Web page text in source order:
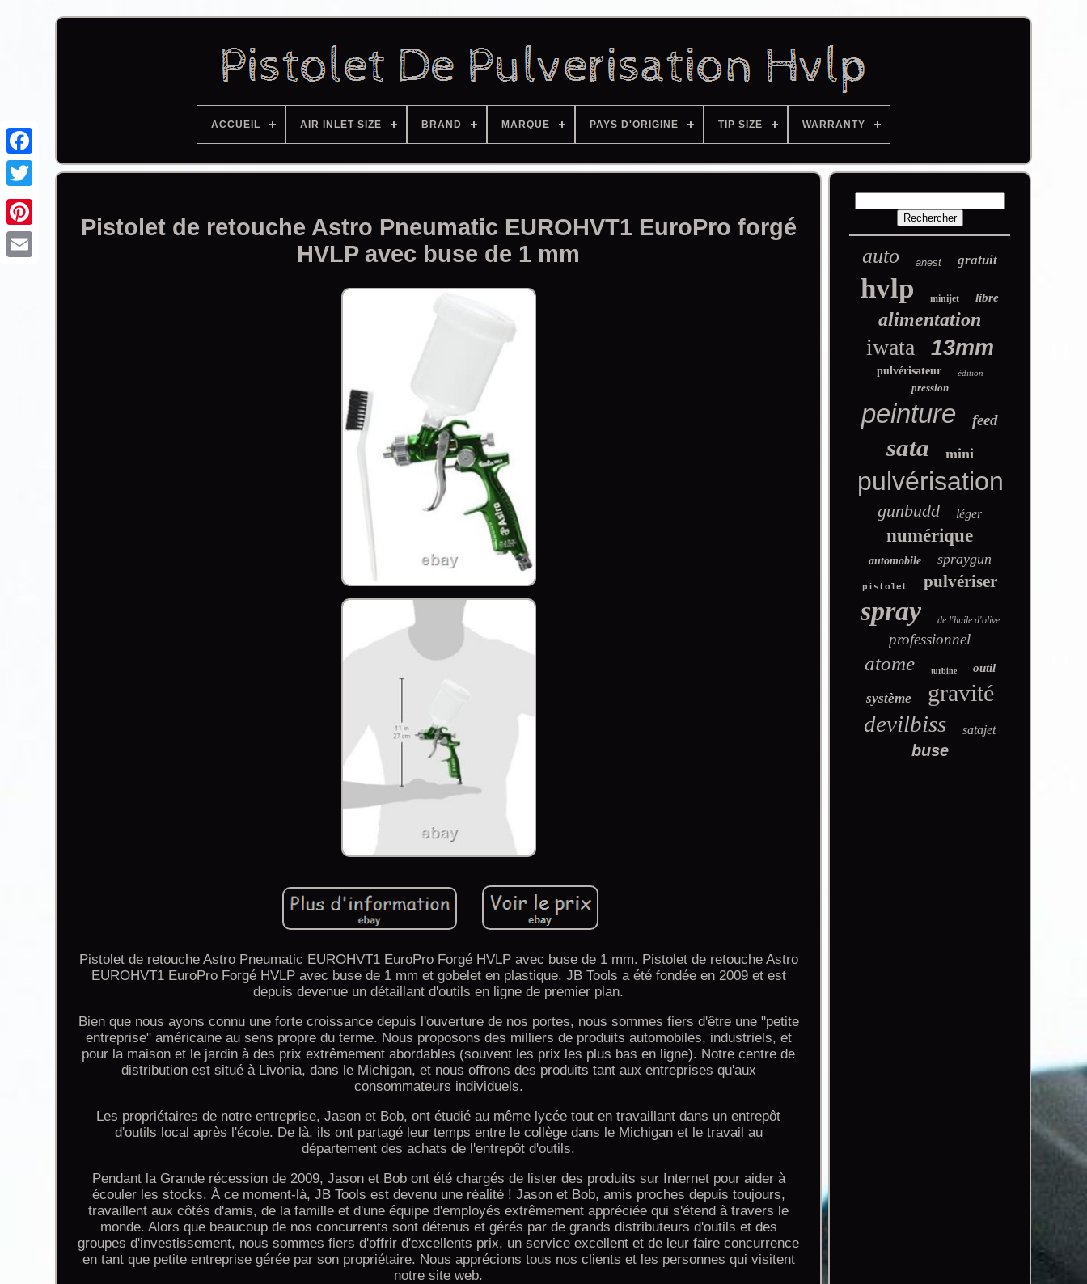
Facebook
ACCUEIL AIR INLET SIZE BRAND MARQUE PAYS D'ORIGINE TIP SIZE WARRANTY
Pistolet de retouche Astro Pneumatic EUROHVT1 EuroPro forgé
HVLP avec buse de 1 mm
Pistolet de retouche Astro Pneumatic EUROHVT1 EuroPro Forgé HVLP avec buse de 1 mm. Pistolet de retouche Astro
EUROHVT1 EuroPro Forgé HVLP avec buse de 1 mm et gobelet en plastique. JB Tools a été fondée en 2009 et est
depuis devenue un détaillant d'outils en ligne de premier plan.
Bien que nous ayons connu une forte croissance depuis l'ouverture de nos portes, nous sommes fiers d'être une "petite
entreprise" américaine au sens propre du terme. Nous proposons des milliers de produits automobiles, industriels, et
pour la maison et le jardin à des prix extrêmement abordables (souvent les prix les plus bas en ligne). Notre centre de
distribution est situé à Livonia, dans le Michigan, et nous offrons des produits tant aux entreprises qu'aux
consommateurs individuels.
Les propriétaires de notre entreprise, Jason et Bob, ont étudié au même lycée tout en travaillant dans un entrepôt
d'outils local après l'école. De là, ils ont partagé leur temps entre le collège dans le Michigan et le travail au
département des achats de l'entrepôt d'outils.
Pendant la Grande récession de 2009, Jason et Bob ont été chargés de lister des produits sur Internet pour aider à
écouler les stocks. À ce moment-là, JB Tools est devenu une réalité ! Jason et Bob, amis proches depuis toujours,
travaillent aux côtés d'amis, de la famille et d'une équipe d'employés extrêmement appréciée qui s'étend à travers le
monde. Alors que beaucoup de nos concurrents sont détenus et gérés par de grands distributeurs d'outils et des
groupes d'investissement, nous sommes fiers d'offrir d'excellents prix, un service excellent et de leur faire concurrence
en tant que petite entreprise gérée par son propriétaire. Nous apprécions tous nos clients et les personnes qui visitent
notre site web.
auto anest gratuit
hvlp minijet libre
alimentation
iwata 13mm
pulvérisateur édition
pression
peinture feed
sata mini
pulvérisation
gunbudd léger
numérique
automobile spraygun
pistolet pulvériser
spray de l'huile d'olive
professionnel
atome turbine outil
système gravité
devilbiss satajet
buse